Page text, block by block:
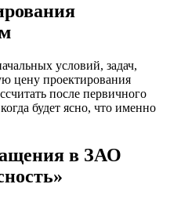
условий, задач,
цену проектирования
после первичного
будет ясно, что именно
в ЗАО